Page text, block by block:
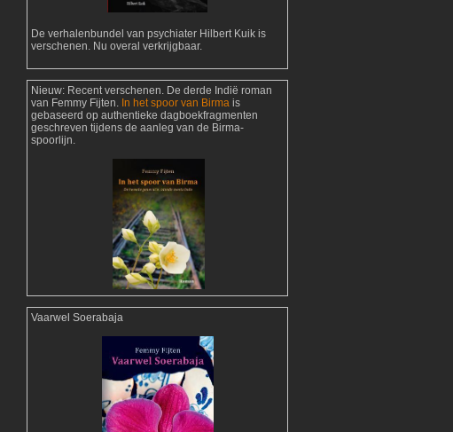
De verhalenbundel van psychiater Hilbert Kuik is
verschenen. Nu overal verkrijgbaar.
Nieuw: Recent verschenen. De derde Indië roman
van Femmy Fijten. In het spoor van Birma is
gebaseerd op authentieke dagboekfragmenten
geschreven tijdens de aanleg van de Birma-
spoorlijn.
Vaarwel Soerabaja